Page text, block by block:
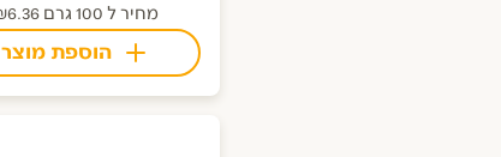
מחיר ל 100 גרם ₪6.36
הוספת מוצר